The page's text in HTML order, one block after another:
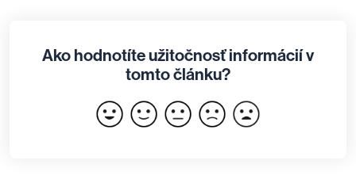
Ako hodnotíte užitočnosť informácií v
tomto článku?